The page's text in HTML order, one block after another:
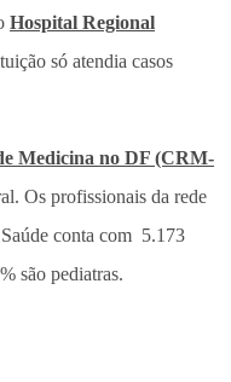
Hospital Regional
só atendia casos
Medicina no DF (CRM-
Os profissionais da rede
conta com 5.173
são pediatras.